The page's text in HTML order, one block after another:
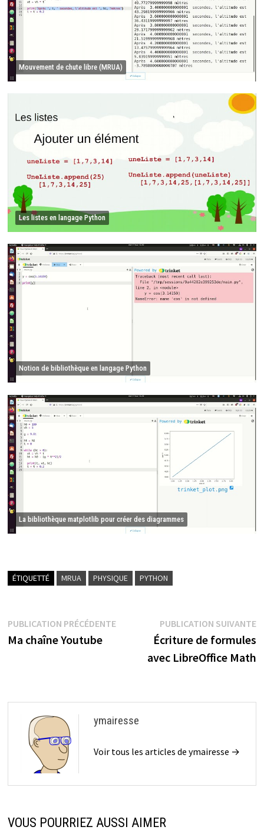
Mouvement de chute libre (MRUA)
Les listes en langage Python
Notion de bibliothèque en langage Python
La bibliothèque matplotlib pour créer des diagrammes
ÉTIQUETTÉ MRUA PHYSIQUE PYTHON
Navigation
de
PUBLICATION PRÉCÉDENTEPublication
précédente :
Ma chaîne Youtube
PUBLICATION SUIVANTE
Écriture de formules
avec LibreOffice Math
ymairesse
Voir tous les articles de ymairesse →
VOUS POURRIEZ AUSSI AIMER